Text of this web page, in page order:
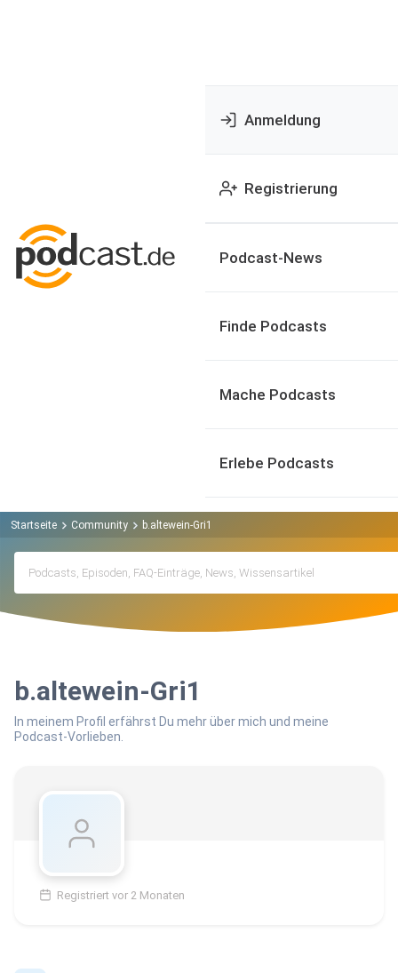
Anmeldung
Registrierung
Podcast-News
Finde Podcasts
Mache Podcasts
Erlebe Podcasts
Startseite Community b.altewein-Gri1
b.altewein-Gri1
In meinem Profil erfährst Du mehr über mich und meine
Podcast-Vorlieben.
Registriert vor 2 Monaten